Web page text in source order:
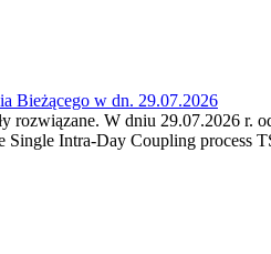
Bieżącego w dn. 29.07.2026
W dniu 29.07.2026 r.
Intra-Day Coupling